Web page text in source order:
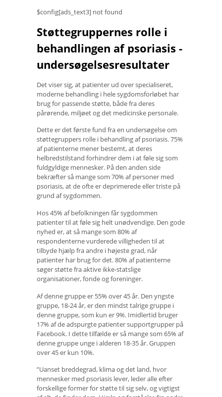
$config[ads_text3] not found
Støttegruppernes rolle i
behandlingen af ​​psoriasis -
undersøgelsesresultater
Det viser sig, at patienter ud over specialiseret,
moderne behandling i hele sygdomsforløbet har
brug for passende støtte, både fra deres
pårørende, miljøet og det medicinske personale.
Dette er det første fund fra en undersøgelse om
støttegruppers rolle i behandling af psoriasis. 75%
af patienterne mener bestemt, at deres
helbredstilstand forhindrer dem i at føle sig som
fuldgyldige mennesker. På den anden side
bekræfter så mange som 70% af personer med
psoriasis, at de ofte er deprimerede eller triste på
grund af sygdommen.
Hos 45% af befolkningen får sygdommen
patienter til at føle sig helt unødvendige. Den gode
nyhed er, at så mange som 80% af
respondenterne vurderede villigheden til at
tilbyde hjælp fra andre i højeste grad, når
patienter har brug for det. 80% af patienterne
søger støtte fra aktive ikke-statslige
organisationer, fonde og foreninger.
Af denne gruppe er 55% over 45 år. Den yngste
gruppe, 18-24 år, er den mindst talrige gruppe i
denne gruppe, som kun er 9%. Imidlertid bruger
17% af de adspurgte patienter supportgrupper på
Facebook. I dette tilfælde er så mange som 65% af
denne gruppe unge i alderen 18-35 år. Gruppen
over 45 er kun 10%.
”Uanset breddegrad, klima og det land, hvor
mennesker med psoriasis lever, leder alle efter
forskellige former for støtte til sig selv, og vigtigst